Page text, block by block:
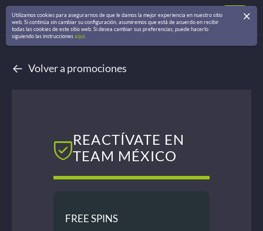
← Volver a promociones
REACTÍVATE EN
TEAM MÉXICO
FREE SPINS
Utilizamos cookies para asegurarnos de que le damos la mejor experiencia en nuestro sitio
web. Si continúa sin cambiar su configuración, asumiremos que está de acuerdo en recibir
todas las cookies de este sitio web. Si desea cambiar sus preferencias, puede hacerlo
siguiendo las instruccionesaquí